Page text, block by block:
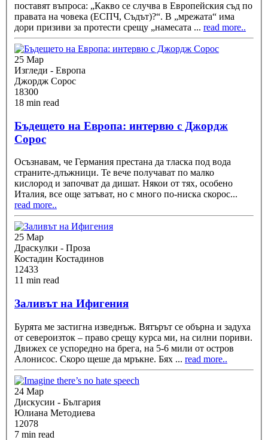
поставят въпроса: „Какво се случва в Европейския съд по
правата на човека (ЕСПЧ, Съдът)?“. В „мрежата“ има
дори призиви за протести срещу „намесата ... read more..
25 Мар
Изгледи - Европа
Джордж Сорос
18300
18 min read
Бъдещето на Европа: интервю с Джордж
Сорос
Осъзнавам, че Германия престана да тласка под вода
страните-длъжници. Те вече получават по малко
кислород и започват да дишат. Някои от тях, особено
Италия, все още затъват, но с много по-ниска скорос...
read more..
25 Мар
Драскулки - Проза
Костадин Костадинов
12433
11 min read
Заливът на Ифигения
Бурята ме застигна изведнъж. Вятърът се обърна и задуха
от североизток – право срещу курса ми, на силни пориви.
Движех се успоредно на брега, на 5-6 мили от остров
Алонисос. Скоро щеше да мръкне. Бях ... read more..
24 Мар
Дискусии - България
Юлиана Методиева
12078
7 min read